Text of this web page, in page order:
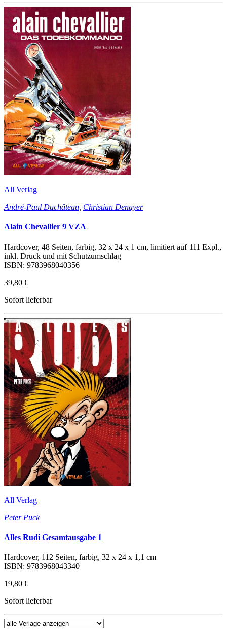
All Verlag
André-Paul Duchâteau Christian Denayer
Alain Chevallier 9 VZA
Hardcover, 48 Seiten, farbig, 32 x 24 x 1 cm, limitiert auf 111 Expl.,
inkl. Druck und mit Schutzumschlag
ISBN: 9783968040356
39,80 €
Sofort lieferbar
All Verlag
Peter Puck
Alles Rudi Gesamtausgabe 1
Hardcover, 112 Seiten, farbig, 32 x 24 x 1,1 cm
ISBN: 9783968043340
19,80 €
Sofort lieferbar